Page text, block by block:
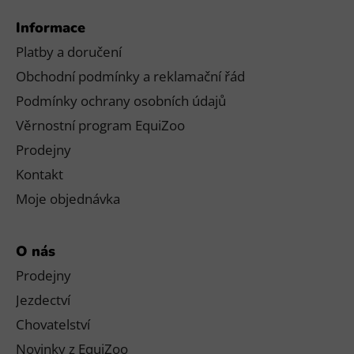
Informace
Platby a doručení
Obchodní podmínky a reklamační řád
Podmínky ochrany osobních údajů
Věrnostní program EquiZoo
Prodejny
Kontakt
Moje objednávka
O nás
Prodejny
Jezdectví
Chovatelství
Novinky z EquiZoo